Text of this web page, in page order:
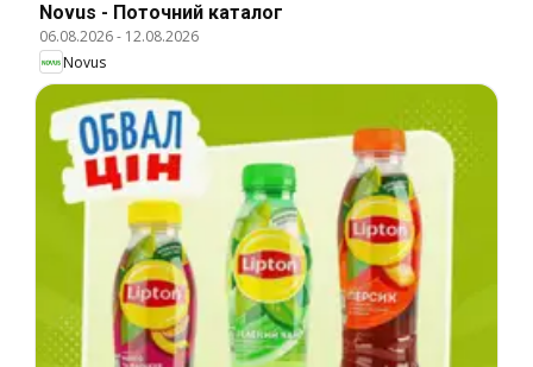
Novus - Поточний каталог
06.08.2026- 12.08.2026
Novus